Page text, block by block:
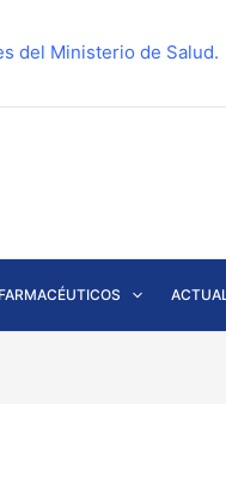
del Ministerio de Salud.
FARMACÉUTICOS